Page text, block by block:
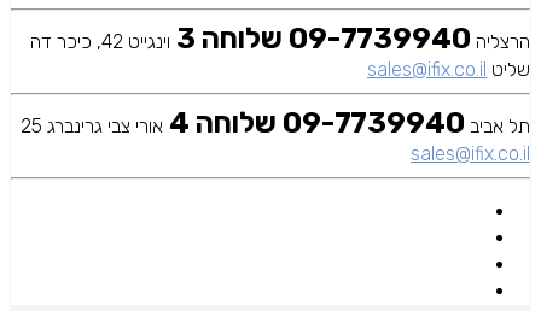
הרצליה 09-7739940 שלוחה 3
וינגייט 42, כיכר דה
שליט sales@ifix.co.il
תל אביב 09-7739940 שלוחה 4
אורי צבי גרינברג 25
sales@ifix.co.il